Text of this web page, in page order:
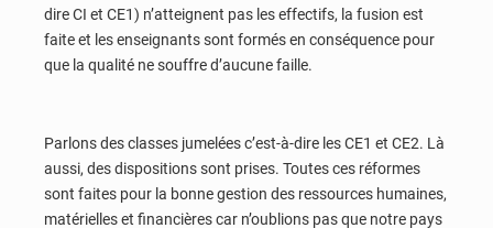
dire CI et CE1) n’atteignent pas les effectifs, la fusion est
faite et les enseignants sont formés en conséquence pour
que la qualité ne souffre d’aucune faille.
Parlons des classes jumelées c’est-à-dire les CE1 et CE2. Là
aussi, des dispositions sont prises. Toutes ces réformes
sont faites pour la bonne gestion des ressources humaines,
matérielles et financières car n’oublions pas que notre pays